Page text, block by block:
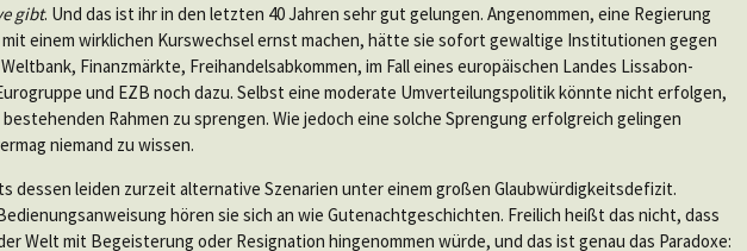
gibt. Und das ist ihr in den letzten 40 Jahren sehr gut gelungen. Angenommen, eine Regierung
einem wirklichen Kurswechsel ernst machen, hätte sie sofort gewaltige Institutionen gegen
Weltbank, Finanzmärkte, Freihandelsabkommen, im Fall eines europäischen Landes Lissabon-
und EZB noch dazu. Selbst eine moderate Umverteilungspolitik könnte nicht erfolgen,
Rahmen zu sprengen. Wie jedoch eine solche Sprengung erfolgreich gelingen
niemand zu wissen.
dessen leiden zurzeit alternative Szenarien unter einem großen Glaubwürdigkeitsdefizit.
hören sie sich an wie Gutenachtgeschichten. Freilich heißt das nicht, dass
Welt mit Begeisterung oder Resignation hingenommen würde, und das ist genau das Paradoxe: